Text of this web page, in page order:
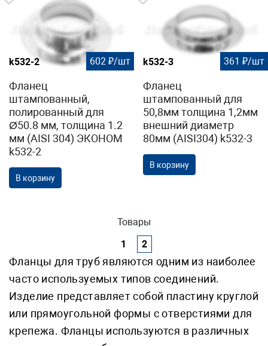
k532-2 602 ₽/шт
Фланец
штампованный,
полированный для
Ø50.8 мм, толщина 1.2
мм (AISI 304) ЭКОНОМ
k532-2
В корзину
k532-3 361 ₽/шт
Фланец
штампованный для
50,8мм толщина 1,2мм
внешний диаметр
80мм (AISI304) k532-3
В корзину
Товары
1
2
Фланцы для труб являются одним из наиболее
часто используемых типов соединений.
Изделие представляет собой пластину круглой
или прямоугольной формы с отверстиями для
крепежа. Фланцы используются в различных